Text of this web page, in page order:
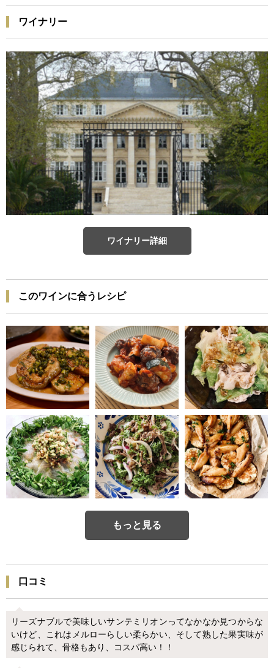
ワイナリー
ワイナリー詳細
このワインに合うレシピ
もっと見る
口コミ
リーズナブルで美味しいサンテミリオンってなかなか見つからな
いけど、これはメルローらしい柔らかい、そして熟した果実味が
感じられて、骨格もあり、コスパ高い！！